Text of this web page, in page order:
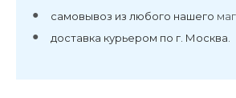
самовывоз из любого нашего
доставка курьером по г. Москва.